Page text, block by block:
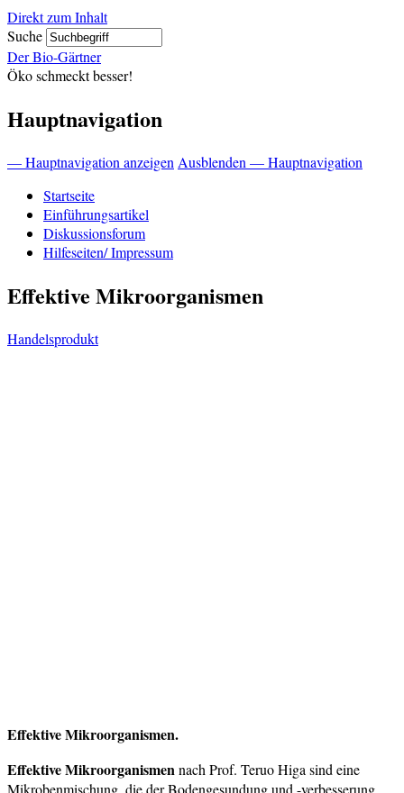
Direkt zum Inhalt
Suche
Der Bio-Gärtner
Öko schmeckt besser!
Hauptnavigation
— Hauptnavigation anzeigen Ausblenden — Hauptnavigation
Startseite
Einführungsartikel
Diskussionsforum
Hilfeseiten/ Impressum
Effektive Mikroorganismen
Handelsprodukt
Effektive Mikroorganismen.
Effektive Mikroorganismennach Prof. Teruo Higa sind eine